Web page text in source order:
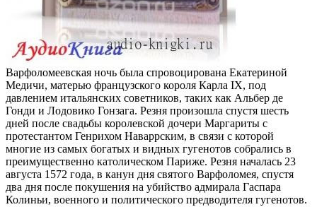
Варфоломеевская ночь была спровоцирована Екатериной
Медичи, матерью французского короля Карла IX, под
давлением итальянских советников, таких как Альбер де
Гонди и Лодовико Гонзага. Резня произошла спустя шесть
дней после свадьбы королевской дочери Маргариты с
протестантом Генрихом Наваррским, в связи с которой
многие из самых богатых и видных гугенотов собрались в
преимущественно католическом Париже. Резня началась 23
августа 1572 года, в канун дня святого Варфоломея, спустя
два дня после покушения на убийство адмирала Гаспара
Колиньи, военного и политического предводителя гугенотов.